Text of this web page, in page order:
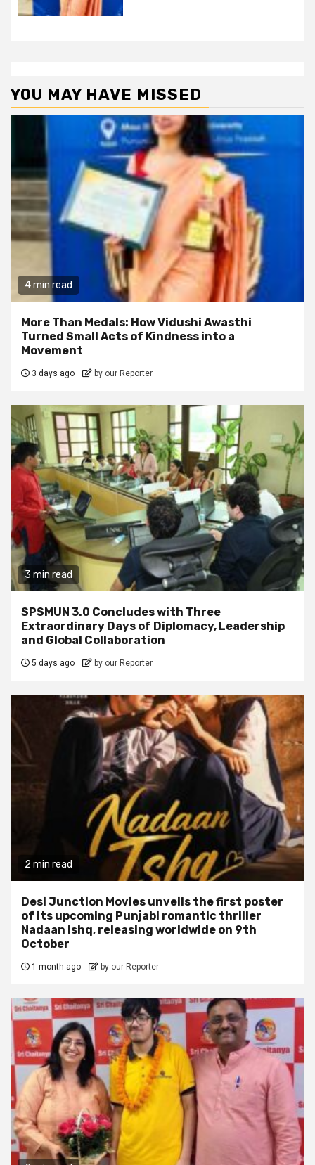
YOU MAY HAVE MISSED
4 min read
More Than Medals: How Vidushi Awasthi
Turned Small Acts of Kindness into a
Movement
3 days ago by our Reporter
3 min read
SPSMUN 3.0 Concludes with Three
Extraordinary Days of Diplomacy, Leadership
and Global Collaboration
5 days ago by our Reporter
2 min read
Desi Junction Movies unveils the first poster
of its upcoming Punjabi romantic thriller
Nadaan Ishq, releasing worldwide on 9th
October
1 month ago by our Reporter